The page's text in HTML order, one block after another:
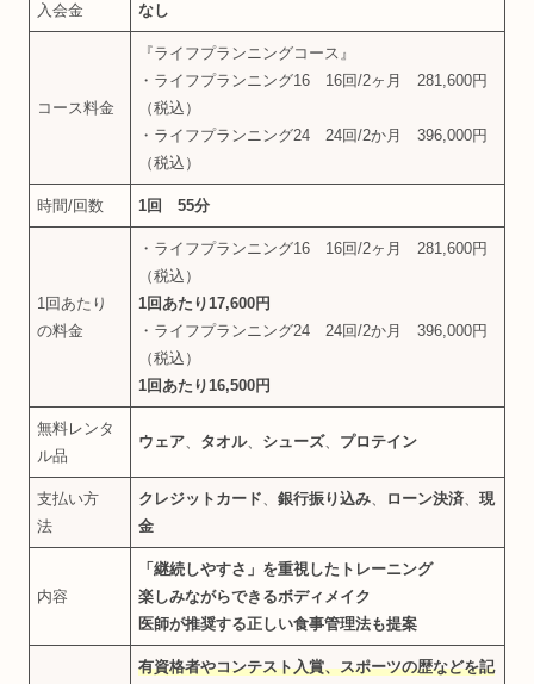
入会金 なし
コース料金
『ライフプランニングコース』
・ライフプランニング16 16回/2ヶ月 281,600円
（税込）
・ライフプランニング24 24回/2か月 396,000円
（税込）
時間/回数 1回 55分
1回あたり
の料金
・ライフプランニング16 16回/2ヶ月 281,600円
（税込）
1回あたり17,600円
・ライフプランニング24 24回/2か月 396,000円
（税込）
1回あたり16,500円
無料レンタ
ル品
ウェア、 タオル、 シューズ、 プロテイン
支払い方
法
クレジットカード、銀行振り込み、 ローン決済、現
金
内容
「継続しやすさ」を重視したトレーニング
楽しみながらできるボディメイク
医師が推奨する正しい食事管理法も提案
有資格者やコンテスト入賞、スポーツの歴などを記